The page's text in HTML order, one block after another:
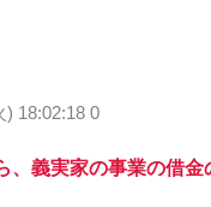
) 18:02:18 0
、義実家の事業の借金